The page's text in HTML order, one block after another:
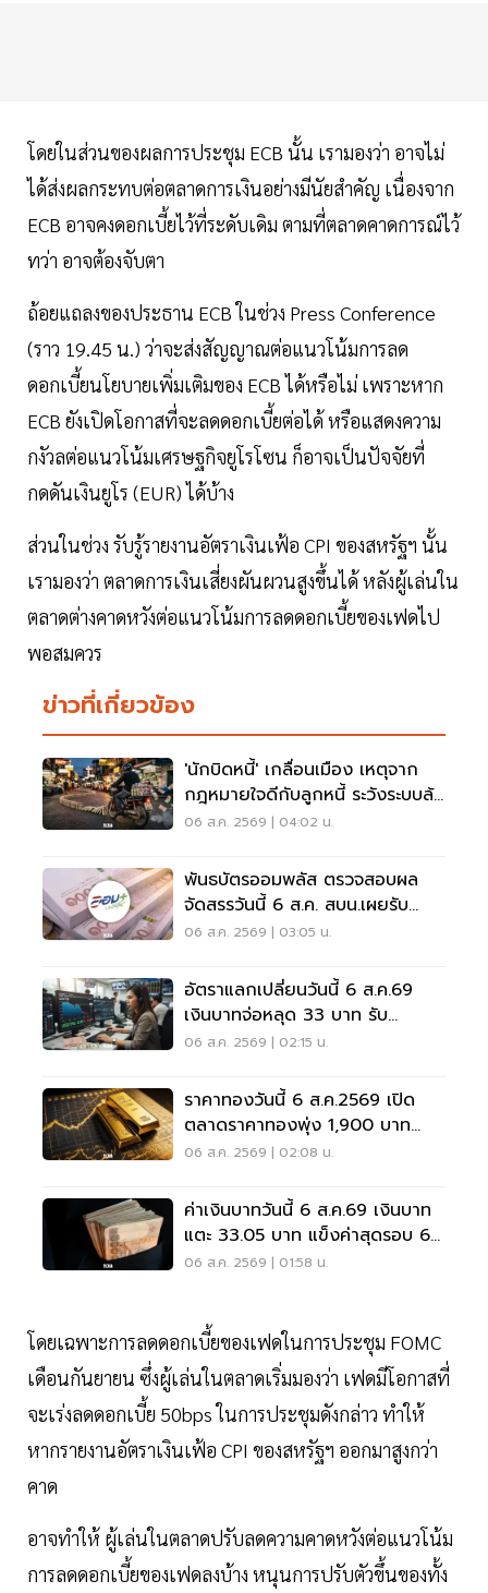
โดยในส่วนของผลการประชุม ECB นั้น เรามองว่า อาจไม่
ได้ส่งผลกระทบต่อตลาดการเงินอย่างมีนัยสำคัญ เนื่องจาก
ECB อาจคงดอกเบี้ยไว้ที่ระดับเดิม ตามที่ตลาดคาดการณ์ไว้
ทว่า อาจต้องจับตา
ถ้อยแถลงของประธาน ECB ในช่วง Press Conference
(ราว 19.45 น.) ว่าจะส่งสัญญาณต่อแนวโน้มการลด
ดอกเบี้ยนโยบายเพิ่มเติมของ ECB ได้หรือไม่ เพราะหาก
ECB ยังเปิดโอกาสที่จะลดดอกเบี้ยต่อได้ หรือแสดงความ
กงัวลต่อแนวโน้มเศรษฐกิจยูโรโซน ก็อาจเป็นปัจจัยที่
กดดันเงินยูโร (EUR) ได้บ้าง
ส่วนในช่วง รับรู้รายงานอัตราเงินเฟ้อ CPI ของสหรัฐฯ นั้น
เรามองว่า ตลาดการเงินเสี่ยงผันผวนสูงขึ้นได้ หลังผู้เล่นใน
ตลาดต่างคาดหวังต่อแนวโน้มการลดดอกเบี้ยของเฟดไป
พอสมควร
ข่าวที่เกี่ยวข้อง
'นักบิดหนี้' เกลื่อนเมือง เหตุจาก
กฎหมายใจดีกับลูกหนี้ ระวังระบบล้ม
เป็นโดมิโน่
06 ส.ค. 2569 | 04:02 น.
พันธบัตรออมพลัส ตรวจสอบผล
จัดสรรวันนี้ 6 ส.ค. สบน.เผยรับ
สูงสุด 117,000 บาท
06 ส.ค. 2569 | 03:05 น.
อัตราแลกเปลี่ยนวันนี้ 6 ส.ค.69
เงินบาทจ่อหลุด 33 บาท รับ
ดอลลาร์อ่อน
06 ส.ค. 2569 | 02:15 น.
ราคาทองวันนี้ 6 ส.ค.2569 เปิด
ตลาดราคาทองพุ่ง 1,900 บาท
ทองรูปพรรณขาย 67,950 บาท
06 ส.ค. 2569 | 02:08 น.
ค่าเงินบาทวันนี้ 6 ส.ค.69 เงินบาท
แตะ 33.05 บาท แข็งค่าสุดรอบ 6
สัปดาห์
06 ส.ค. 2569 | 01:58 น.
โดยเฉพาะการลดดอกเบี้ยของเฟดในการประชุม FOMC
เดือนกันยายน ซึ่งผู้เล่นในตลาดเริ่มมองว่า เฟดมีโอกาสที่
จะเร่งลดดอกเบี้ย 50bps ในการประชุมดังกล่าว ทำให้
หากรายงานอัตราเงินเฟ้อ CPI ของสหรัฐฯ ออกมาสูงกว่า
คาด
อาจทำให้ ผู้เล่นในตลาดปรับลดความคาดหวังต่อแนวโน้ม
การลดดอกเบี้ยของเฟดลงบ้าง หนุนการปรับตัวขึ้นของทั้ง